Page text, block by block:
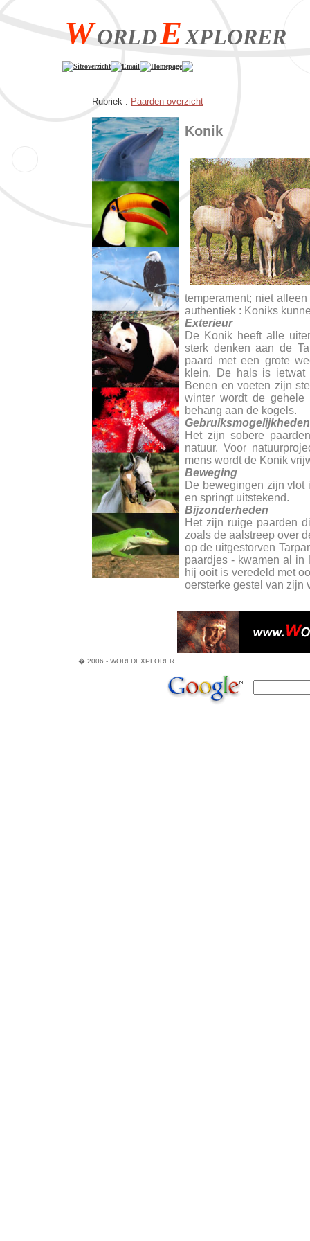
WORLDEXPLORER
Siteoverzicht Email Homepage
Rubriek : Paarden overzicht
Konik
temperament; niet
authentiek : Koniks
Exterieur
De Konik heeft alle
sterk denken aan de
paard met een grote
klein. De hals is
Benen en voeten zijn
winter wordt de
behang aan de kogels.
Gebruiksmogelijkheden
Het zijn sobere
natuur. Voor
mens wordt de Konik
Beweging
De bewegingen zijn
en springt uitstekend.
Bijzonderheden
Het zijn ruige paarden
zoals de aalstreep over
op de uitgestorven
paardjes - kwamen al in
hij ooit is veredeld met
oersterke gestel van zijn
� 2006 - WORLDEXPLORER